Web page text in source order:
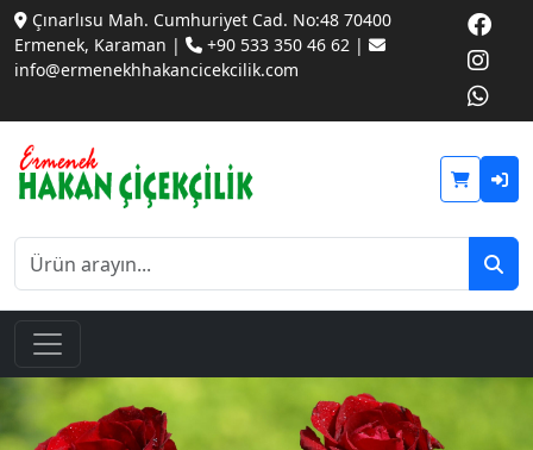
Çınarlısu Mah. Cumhuriyet Cad. No:48 70400
Ermenek, Karaman |
+90 533 350 46 62 |
info@ermenekhhakancicekcilik.com